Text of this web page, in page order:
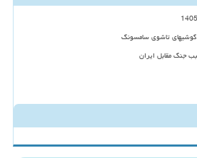
تاشوی سامسونگ
جنگ مقابل ایران